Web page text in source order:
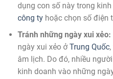
dụng con số này trong
công tyhoặc chọn số điện
Tránh những ngày xui xẻo:
ngày xui xẻo ởTrung Quốc
âm lịch. Do đó, nhiều
kinh doanh vào những